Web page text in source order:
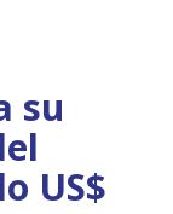
su
US$